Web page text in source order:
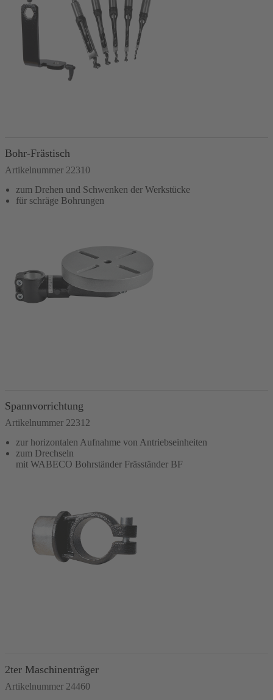
Bohr-Frästisch
Artikelnummer 22310
zum Drehen und Schwenken der Werkstücke
für schräge Bohrungen
Spannvorrichtung
Artikelnummer 22312
zur horizontalen Aufnahme von Antriebseinheiten
zum Drechseln
mit WABECO Bohrständer Fräsständer BF
2ter Maschinenträger
Artikelnummer 24460